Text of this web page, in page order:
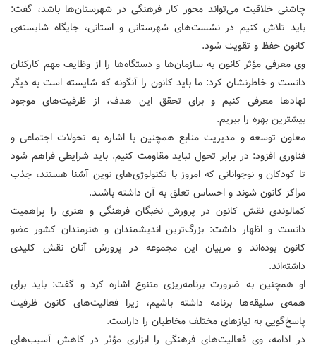
چاشنی خلاقیت می‌تواند محور کار فرهنگی در شهرستان‌ها باشد، گفت:
باید تلاش کنیم در نشست‌های شهرستانی و استانی، جایگاه شایسته‌ی
کانون حفظ و تقویت شود.
وی معرفی مؤثر کانون به سازمان‌ها و دستگاه‌ها را از وظایف مهم کارکنان
دانست و خاطرنشان کرد: ما باید کانون را آنگونه که شایسته است به دیگر
نهادها معرفی کنیم و برای تحقق این هدف، از ظرفیت‌های موجود
بیشترین بهره را ببریم.
معاون توسعه و مدیریت منابع همچنین با اشاره به تحولات اجتماعی و
فناوری افزود: در برابر تحول نباید مقاومت کنیم. باید شرایطی فراهم شود
تا کودکان و نوجوانانی که امروز با تکنولوژی‌های نوین آشنا هستند، جذب
مراکز کانون شوند و احساس تعلق به آن داشته باشند.
کمالوندی نقش کانون در پرورش نخبگان فرهنگی و هنری را پراهمیت
دانست و اظهار داشت: بزرگ‌ترین اندیشمندان و هنرمندان کشور عضو
کانون بوده‌اند و مربیان این مجموعه در پرورش آنان نقش کلیدی
داشته‌اند.
او همچنین به ضرورت برنامه‌ریزی متنوع اشاره کرد و گفت: باید برای
همه‌ی سلیقه‌ها برنامه داشته باشیم، زیرا فعالیت‌های کانون ظرفیت
پاسخ‌گویی به نیازهای مختلف مخاطبان را داراست.
در ادامه، وی فعالیت‌های فرهنگی را ابزاری مؤثر در کاهش آسیب‌های